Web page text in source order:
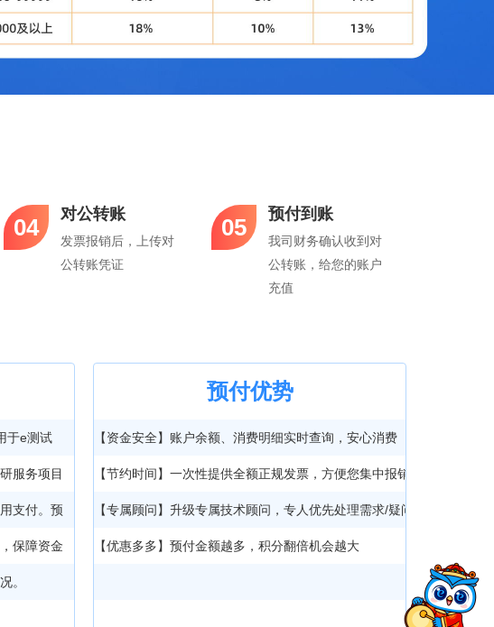
04 对公转账
发票报销后，上传对
公转账凭证
05 预付到账
我司财务确认收到对
公转账，给您的账户
充值
于e测试
服务项目
支付。预
保障资金
。
预付优势
【资金安全】账户余额、消费明细实时查询，安心消费
【节约时间】一次性提供全额正规发票，方便您集中报销
【专属顾问】升级专属技术顾问，专人优先处理需求/疑问
【优惠多多】预付金额越多，积分翻倍机会越大
SEM